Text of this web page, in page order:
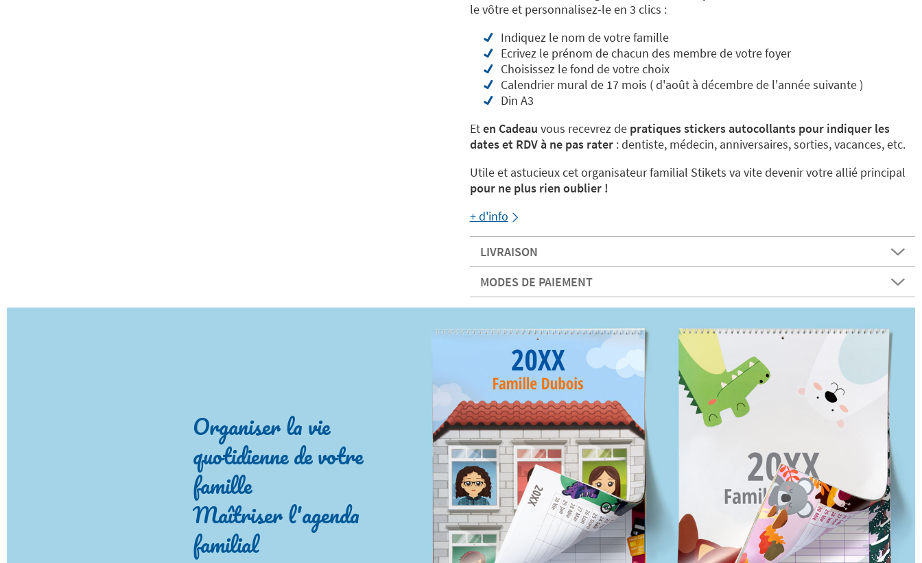
le vôtre et personnalisez-le en 3 clics :
Indiquez le nom de votre famille
Ecrivez le prénom de chacun des membre de votre foyer
Choisissez le fond de votre choix
Calendrier mural de 17 mois ( d'août à décembre de l'année suivante )
Din A3
Eten Cadeau vous recevrez de pratiques stickers autocollants pour indiquer les
dates et RDV à ne pas rater : dentiste, médecin, anniversaires, sorties, vacances, etc.
Utile et astucieux cet organisateur familial Stikets va vite devenir votre allié principal
pour ne plus rien oublier !
+ d'info
LIVRAISON
MODES DE PAIEMENT
Organiser la vie
quotidienne de votre
famille
Maîtriser l'agenda
familial